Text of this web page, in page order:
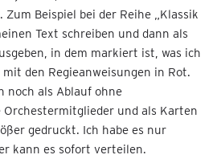
Beispiel bei der Reihe „Klassik
Text schreiben und dann als
in dem markiert ist, was ich
mit den Regieanweisungen in Rot.
noch als Ablauf ohne
und als Karten
gedruckt. Ich habe es nur
kann es sofort verteilen.